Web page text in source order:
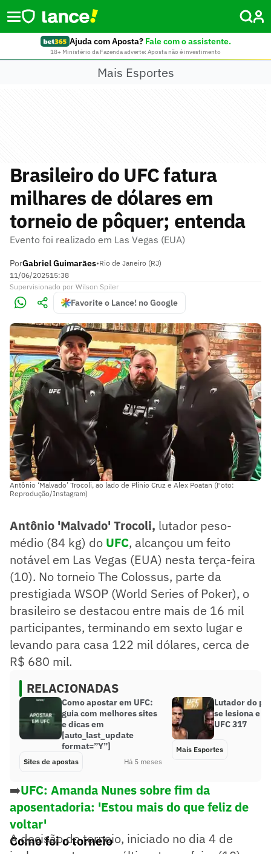
Ajuda com Aposta? Fale com o assistente.
18+ Ministério da Fazenda adverte: Aposta não é investimento
Mais Esportes
Brasileiro do UFC fatura
milhares de dólares em
torneio de pôquer; entenda
Evento foi realizado em Las Vegas (EUA)
PorGabriel Guimarães•Rio de Janeiro (RJ)
11/06/202515:38
Supervisionado por Wilson Spiler
Favorite o Lance! no Google
Antônio ‘Malvado’ Trocoli, ao lado de Plínio Cruz e Alex Poatan (Foto:
Reprodução/Instagram)
Antônio 'Malvado' Trocoli, lutador peso-
médio (84 kg) do UFC, alcançou um feito
notável em Las Vegas (EUA) nesta terça-feira
(10). No torneio The Colossus, parte da
prestigiada WSOP (World Series of Poker), o
brasileiro se destacou entre mais de 16 mil
participantes, terminando em sexto lugar e
levando para casa 122 mil dólares, cerca de
R$ 680 mil.
RELACIONADAS
Como apostar em UFC:
guia com melhores sites
e dicas em
[auto_last_update
format=”Y”]
Sites de apostas Há 5 meses
Lutador do
se lesiona e
UFC 317
Mais Esportes
➡️UFC: Amanda Nunes sobre fim da
aposentadoria: 'Estou mais do que feliz de
voltar'
Como foi o torneio
A decisão do torneio, iniciado no dia 4 de